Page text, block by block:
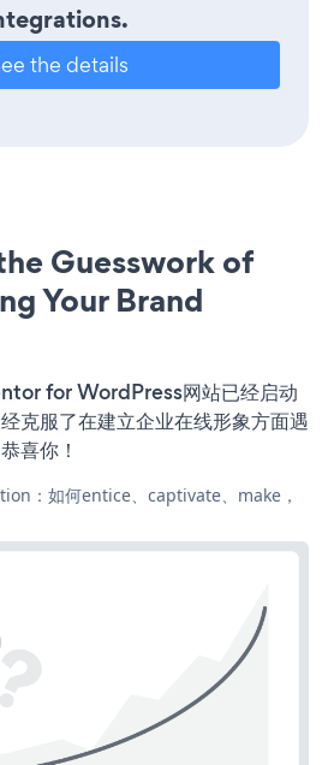
the details
Guesswork of
Your Brand
for WordPress网站已经启动
克服了在建立企业在线形象方面遇
喜你！
：如何entice、captivate、make，